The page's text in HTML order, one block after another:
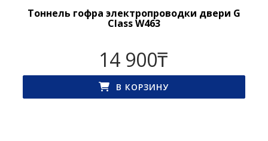
Тоннель гофра электропроводки двери G
Class W463
14 900₸
В КОРЗИНУ